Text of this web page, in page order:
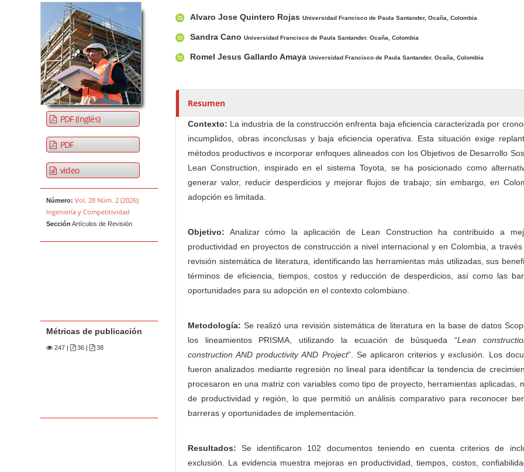
Barra lateral del artículo
PDF (Inglés)
PDF
video
Número: Vol. 28 Núm. 2 (2026):
Ingeniería y Competitividad
Sección Artículos de Revisión
Métricas de publicación
247| 36 | 38
u
t
o
r
s
a
Alvaro Jose Quintero Rojas Universidad Francisco de Paula Santander, Ocaña, Colombia
Sandra Cano Universidad Francisco de Paula Santander. Ocaña, Colombia
Romel Jesus Gallardo Amaya Universidad Francisco de Paula Santander. Ocaña, Colombia
Resumen
Contexto: La industria de la construcción enfrenta baja eficiencia caracterizada por
incumplidos, obras inconclusas y baja eficiencia operativa. Esta situación exige
métodos productivos e incorporar enfoques alineados con los Objetivos de Desarrollo
Lean Construction, inspirado en el sistema Toyota, se ha posicionado como
generar valor, reducir desperdicios y mejorar flujos de trabajo; sin embargo, en
adopción es limitada.
Objetivo: Analizar cómo la aplicación de Lean Construction ha contribuido a
productividad en proyectos de construcción a nivel internacional y en Colombia, a
revisión sistemática de literatura, identificando las herramientas más utilizadas, sus
términos de eficiencia, tiempos, costos y reducción de desperdicios, así como las
oportunidades para su adopción en el contexto colombiano.
Metodología: Se realizó una revisión sistemática de literatura en la base de datos
los lineamientos PRISMA, utilizando la ecuación de búsqueda “Lean
construction AND productivity AND Project”. Se aplicaron criterios y exclusión. Los
fueron analizados mediante regresión no lineal para identificar la tendencia de
procesaron en una matriz con variables como tipo de proyecto, herramientas aplicadas,
de productividad y región, lo que permitió un análisis comparativo para reconocer
barreras y oportunidades de implementación.
Resultados: Se identificaron 102 documentos teniendo en cuenta criterios de
exclusión. La evidencia muestra mejoras en productividad, tiempos, costos,